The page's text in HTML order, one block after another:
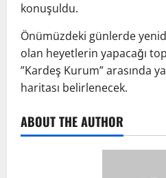
konuşuldu.
Önümüzdeki günlerde
olan heyetlerin yapacağı
”Kardeş Kurum” arasında
haritası belirlenecek.
ABOUT THE AUTHOR